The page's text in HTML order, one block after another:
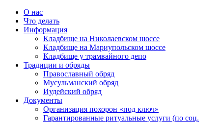
О нас
Что делать
Информация
Кладбище на Николаевском шоссе
Кладбище на Мариупольском шоссе
Кладбище у трамвайного депо
Традиции и обряды
Православный обряд
Мусульманский обряд
Иудейский обряд
Документы
Организация похорон «под ключ»
Гарантированные ритуальные услуги (по соц.